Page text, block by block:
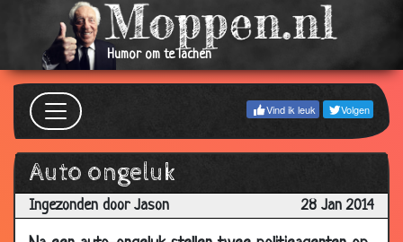
Humor om te lachen
Vind ik leuk Volgen
Auto ongeluk
Ingezonden door Jason 28 Jan 2014
02 Apr
2018
Natte poes
30 Mar
2018
Perfecte timing
11 Mar
2018
3.14
01 Mar
2018
Genaaid!
19 Feb
WipWap 2.75